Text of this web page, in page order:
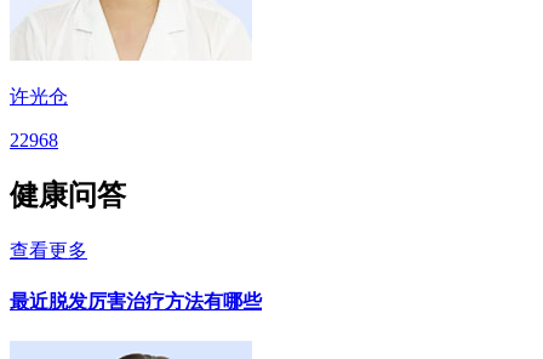
许光仓
22968
健康问答
查看更多
最近脱发厉害治疗方法有哪些